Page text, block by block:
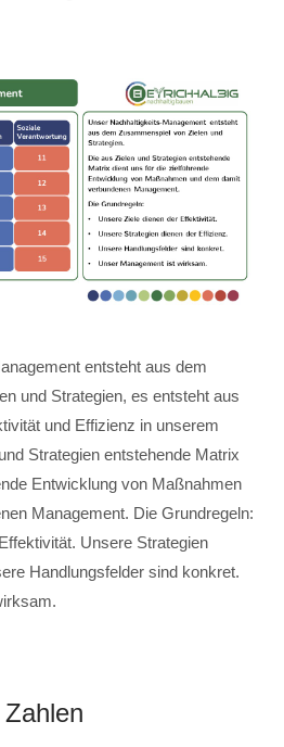
entsteht aus dem
und Strategien, es entsteht aus
und Effizienz in unserem
Strategien entstehende Matrix
Entwicklung von Maßnahmen
Management. Die Grundregeln:
Unsere Strategien
Handlungsfelder sind konkret.